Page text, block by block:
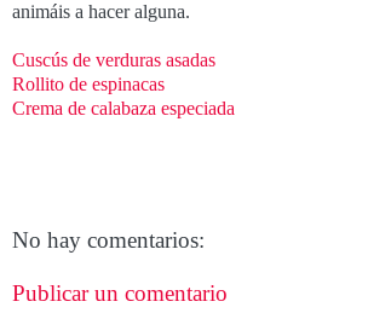
animáis a hacer alguna.
Cuscús de verduras asadas
Rollito de espinacas
Crema de calabaza especiada
No hay comentarios:
Publicar un comentario